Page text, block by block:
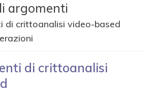
argomenti
di crittoanalisi video-based
di crittoanalisi